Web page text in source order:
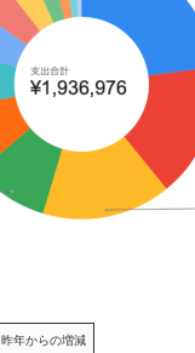
昨年からの増減